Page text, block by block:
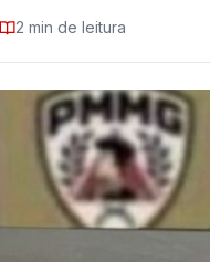
2 min de leitura